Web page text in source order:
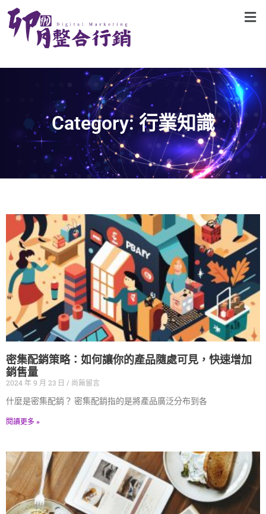
Category: 行業知識
密集配銷策略：如何讓你的產品隨處可見，快速增加
銷售量
2024 年 9 月 23 日
尚無留言
什麼是密集配銷？ 密集配銷指的是將產品廣泛分布到各
閱讀更多 »